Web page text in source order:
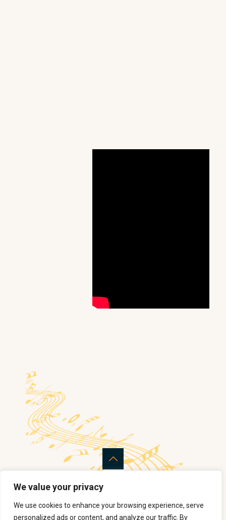
We value your privacy
We use cookies to enhance your browsing experience, serve
personalized ads or content, and analyze our traffic. By
Designed by